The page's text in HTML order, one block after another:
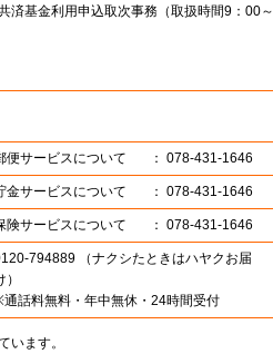
済基金利用申込取次事務（取扱時間9：00～
便サービスについて ： 078-431-1646
金サービスについて ： 078-431-1646
険サービスについて ： 078-431-1646
794889 （ナクシたときはハヤクお届
）
話料無料・年中無休・24時間受付
います。